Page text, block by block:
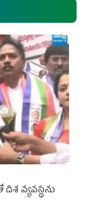
వ్య‌వ‌స్థ‌ను